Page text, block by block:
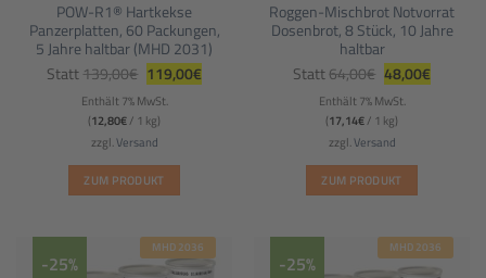
POW-R1® Hartkekse
Panzerplatten, 60 Packungen,
5 Jahre haltbar (MHD 2031)
Statt 139,00€ Ursprünglicher
Preis
war:
139,00€
119,00€Aktueller
Preis
Enthält 7% MwSt.
(12,80€/ 1 kg)
zzgl.Versand
ZUM PRODUKT
Roggen-Mischbrot Notvorrat
Dosenbrot, 8 Stück, 10 Jahre
haltbar
Statt64,00€ Ursprünglicher
Preis
war:
64,00€
48,00€Aktueller
Preis
Enthält 7% MwSt.
(17,14€/ 1 kg)
zzgl.Versand
ZUM PRODUKT
-25%
MHD 2036
-25%
MHD 2036